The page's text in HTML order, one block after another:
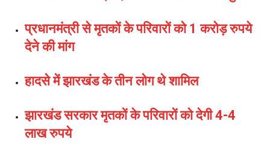
प्रधानमंत्री से मृतकों के परिवारों को 1 करोड़ रुपये
देने की मांग
हादसे में झारखंड के तीन लोग थे शामिल
झारखंड सरकार मृतकों के परिवारों को देगी 4-4
लाख रुपये